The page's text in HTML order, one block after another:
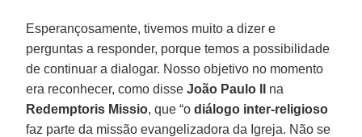
Esperançosamente, tivemos muito a dizer e
perguntas a responder, porque temos a possibilidade
de continuar a dialogar. Nosso objetivo no momento
era reconhecer, como disseJoão Paulo II
na
Redemptoris Missio, que “odiálogo inter-religioso
faz parte da missão evangelizadora da Igreja. Não se